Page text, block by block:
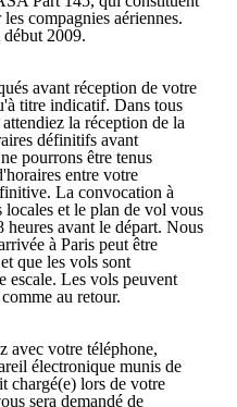
compagnies aériennes.
2009.
avant réception de votre
titre indicatif. Dans tous
la réception de la
définitifs avant
pourrons être tenus
entre votre
La convocation à
locales et le plan de vol vous
heures avant le départ. Nous
à Paris peut être
que les vols sont
escale. Les vols peuvent
au retour.
votre téléphone,
électronique munis de
chargé(e) lors de votre
sera demandé de